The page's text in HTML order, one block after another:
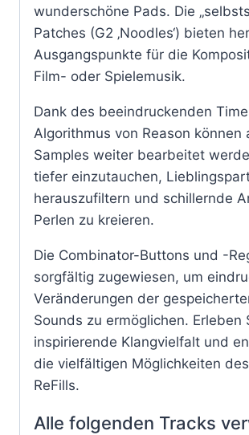
wunderschöne Pads. Die
Patches (G2 ‚Noodles‘) bieten
Ausgangspunkte für die
Film- oder Spielemusik.
Dank des beeindruckenden
Algorithmus von Reason können
Samples weiter bearbeitet
tiefer einzutauchen,
herauszufiltern und schillernde
Perlen zu kreieren.
Die Combinator-Buttons und -
sorgfältig zugewiesen, um
Veränderungen der
Sounds zu ermöglichen. Erleben
inspirierende Klangvielfalt und
die vielfältigen Möglichkeiten
ReFills.
Alle folgenden Tracks